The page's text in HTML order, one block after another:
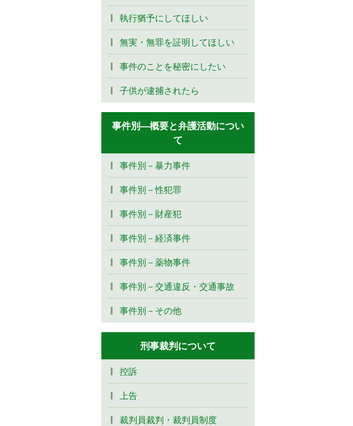
執行猶予にしてほしい
無実・無罪を証明してほしい
事件のことを秘密にしたい
子供が逮捕されたら
事件別―概要と弁護活動につい
て
事件別－暴力事件
事件別－性犯罪
事件別－財産犯
事件別－経済事件
事件別－薬物事件
事件別－交通違反・交通事故
事件別－その他
刑事裁判について
控訴
上告
裁判員裁判・裁判員制度